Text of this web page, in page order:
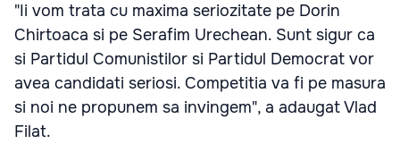
"Ii vom trata cu maxima seriozitate pe Dorin
Chirtoaca si pe Serafim Urechean. Sunt sigur ca
si Partidul Comunistilor si Partidul Democrat vor
avea candidati seriosi. Competitia va fi pe masura
si noi ne propunem sa invingem", a adaugat Vlad
Filat.